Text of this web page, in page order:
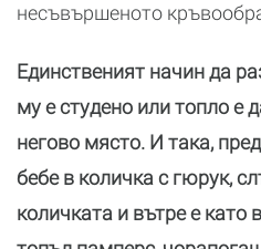
несъвършеното
Единственият начин да
му е студено или топло е
негово място. И така,
бебе в количка с гюрук,
количката и вътре е като